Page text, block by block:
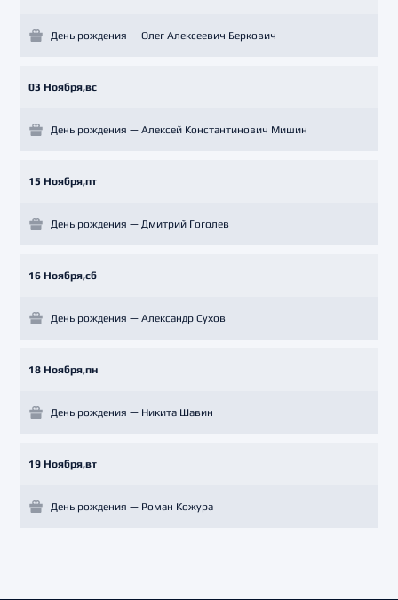
День рождения — Олег Алексеевич Беркович
03 Ноября,вс
День рождения — Алексей Константинович Мишин
15 Ноября,пт
День рождения — Дмитрий Гоголев
16 Ноября,сб
День рождения — Александр Сухов
18 Ноября,пн
День рождения — Никита Шавин
19 Ноября,вт
День рождения — Роман Кожура